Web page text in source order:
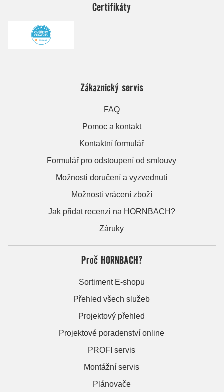
Certifikáty
Zákaznický servis
FAQ
Pomoc a kontakt
Kontaktní formulář
Formulář pro odstoupení od smlouvy
Možnosti doručení a vyzvednutí
Možnosti vrácení zboží
Jak přidat recenzi na HORNBACH?
Záruky
Proč HORNBACH?
Sortiment E-shopu
Přehled všech služeb
Projektový přehled
Projektové poradenství online
PROFI servis
Montážní servis
Plánovače